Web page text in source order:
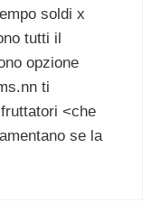
soldi x
tutti il
opzione
ti
<che
se la